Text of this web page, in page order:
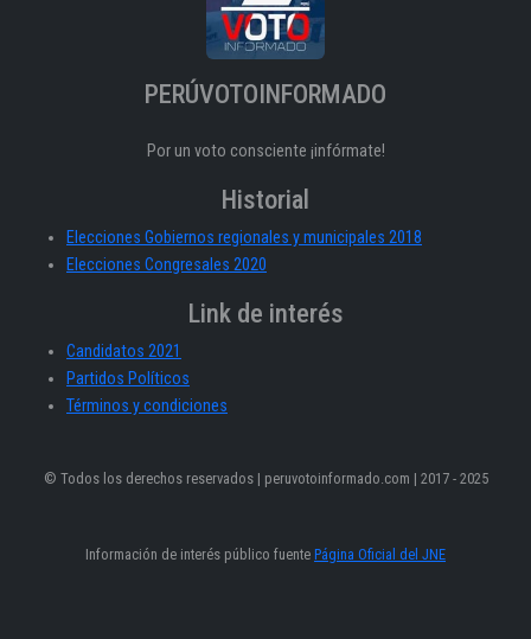
PERÚVOTOINFORMADO
Por un voto consciente ¡infórmate!
Historial
Elecciones Gobiernos regionales y municipales 2018
Elecciones Congresales 2020
Link de interés
Candidatos 2021
Partidos Políticos
Términos y condiciones
© Todos los derechos reservados | peruvotoinformado.com | 2017 - 2025
Información de interés público fuente Página Oficial del JNE